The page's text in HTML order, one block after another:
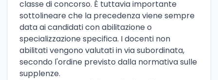
classe di concorso. È tuttavia importante
sottolineare che la precedenza viene sempre
data ai candidati con abilitazione o
specializzazione specifica. I docenti non
abilitati vengono valutati in via subordinata,
secondo l'ordine previsto dalla normativa sulle
supplenze.